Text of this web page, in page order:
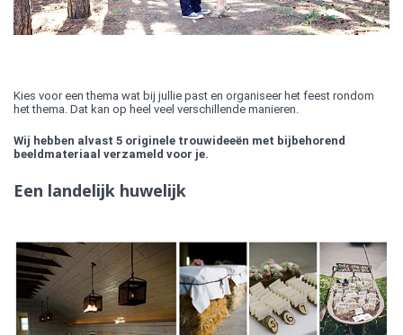
Kies voor een thema wat bij jullie past en organiseer het feest rondom
het thema. Dat kan op heel veel verschillende manieren.
Wij hebben alvast 5 originele trouwideeën met bijbehorend
beeldmateriaal verzameld voor je.
Een landelijk huwelijk